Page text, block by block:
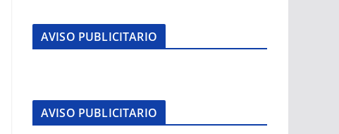
AVISO PUBLICITARIO
AVISO PUBLICITARIO